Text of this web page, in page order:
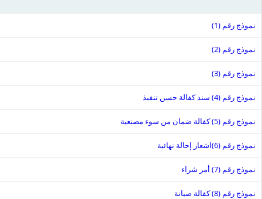
نموذج رقم (1)
نموذج رقم (2)
نموذج رقم (3)
نموذج رقم (4) سند كفالة حسن تنفيذ
نموذج رقم (5) كفالة ضمان من سوء مصنعية
نموذج رقم (6)اشعار إحالة نهائية
نموذج رقم (7) أمر شراء
نموذج رقم (8) كفالة صيانة